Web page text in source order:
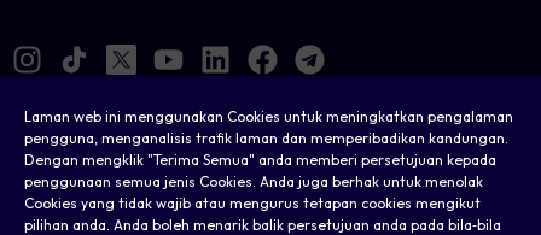
Laman web ini menggunakan Cookies untuk meningkatkan pengalaman
pengguna, menganalisis trafik laman dan memperibadikan kandungan.
Dengan mengklik "Terima Semua" anda memberi persetujuan kepada
penggunaan semua jenis Cookies. Anda juga berhak untuk menolak
Cookies yang tidak wajib atau mengurus tetapan cookies mengikut
pilihan anda. Anda boleh menarik balik persetujuan anda pada bila‑bila
Cookies
Sah